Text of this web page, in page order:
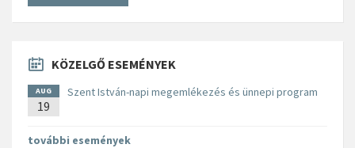
KÖZELGŐ ESEMÉNYEK
AUG
19
Szent István-napi megemlékezés és ünnepi program
további események